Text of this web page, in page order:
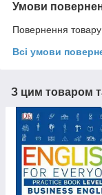
Умови
Повернення
Всі умови
З цим товаром